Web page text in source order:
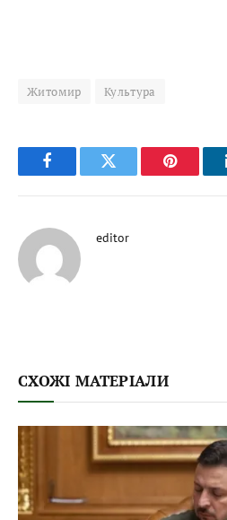
Житомир Культура
FacebookTwitter Pinterest
editor
СХОЖІ МАТЕРІАЛИ